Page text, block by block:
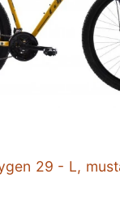
29 - L,